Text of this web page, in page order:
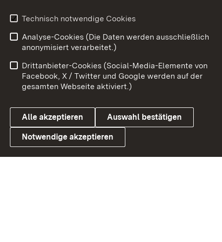
Youtube
Link zum Landesportal
Benutzungshinweise
Barrierefreiheit
Datenschutz
Cookies
Technisch notwendige Cookies
Analyse-Cookies (Die Daten werden ausschließlich
anonymisiert verarbeitet.)
Drittanbieter-Cookies (Social-Media-Elemente von
Facebook, X / Twitter und Google werden auf der
gesamten Webseite aktiviert.)
Alle akzeptieren Auswahl bestätigen
Notwendige akzeptieren